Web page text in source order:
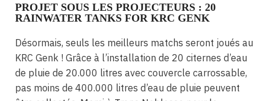
PROJET SOUS LES PROJECTEURS : 20
RAINWATER TANKS FOR KRC GENK
Désormais, seuls les meilleurs matchs seront joués au
KRC Genk ! Grâce à l’installation de 20 citernes d’eau
de pluie de 20.000 litres avec couvercle carrossable,
pas moins de 400.000 litres d’eau de pluie peuvent